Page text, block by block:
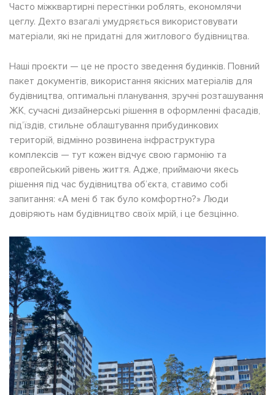
Часто міжквартирні перестінки роблять, економлячи
цеглу. Дехто взагалі умудряється використовувати
матеріали, які не придатні для житлового будівництва.
Наші проєкти — це не просто зведення будинків. Повний
пакет документів, використання якісних матеріалів для
будівництва, оптимальні планування, зручні розташування
ЖК, сучасні дизайнерські рішення в оформленні фасадів,
під’їздів, стильне облаштування прибудинкових
територій, відмінно розвинена інфраструктура
комплексів — тут кожен відчує свою гармонію та
європейський рівень життя. Адже, приймаючи якесь
рішення під час будівництва об’єкта, ставимо собі
запитання: «А мені б так було комфортно?» Люди
довіряють нам будівництво своїх мрій, і це безцінно.